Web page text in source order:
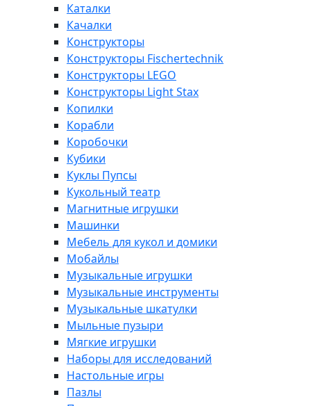
Каталки
Качалки
Конструкторы
Конструкторы Fisсhertechnik
Конструкторы LEGO
Конструкторы Light Stax
Копилки
Корабли
Коробочки
Кубики
Куклы Пупсы
Кукольный театр
Магнитные игрушки
Машинки
Мебель для кукол и домики
Мобайлы
Музыкальные игрушки
Музыкальные инструменты
Музыкальные шкатулки
Мыльные пузыри
Мягкие игрушки
Наборы для исследований
Настольные игры
Пазлы